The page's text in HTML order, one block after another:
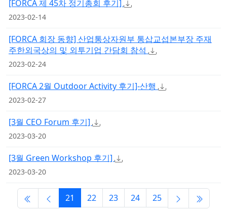
[FORCA 제 45차 정기총회 후기]
2023-02-14
[FORCA 회장 동향] 산업통상자원부 통삽교섭본부장 주재
주한외국상의 및 외투기업 간담회 참석
2023-02-24
[FORCA 2월 Outdoor Activity 후기]-산행
2023-02-27
[3월 CEO Forum 후기]
2023-03-20
[3월 Green Workshop 후기]
2023-03-20
21 22 23 24 25